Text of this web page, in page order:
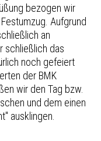
bezogen wir
Aufgrund
an
schließlich das
noch gefeiert
der BMK
wir den Tag bzw.
und dem einen
ausklingen.